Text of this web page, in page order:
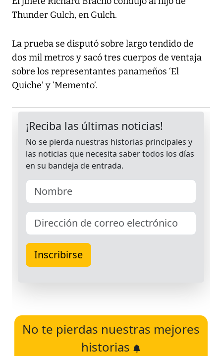
Thunder Gulch, en Gulch.
La prueba se disputó sobre largo tendido de
dos mil metros y sacó tres cuerpos de ventaja
sobre los representantes panameños ‘El
Quiche’ y ‘Memento’.
No te pierdas nuestras mejores
historias